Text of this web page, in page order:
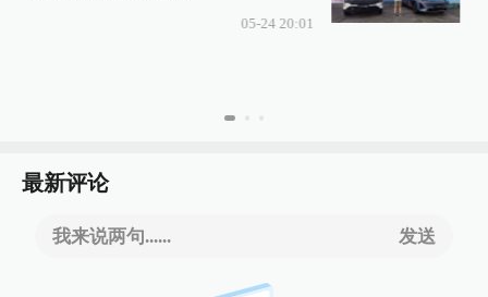
05-24 20:01
最新评论
我来说两句...... 发送